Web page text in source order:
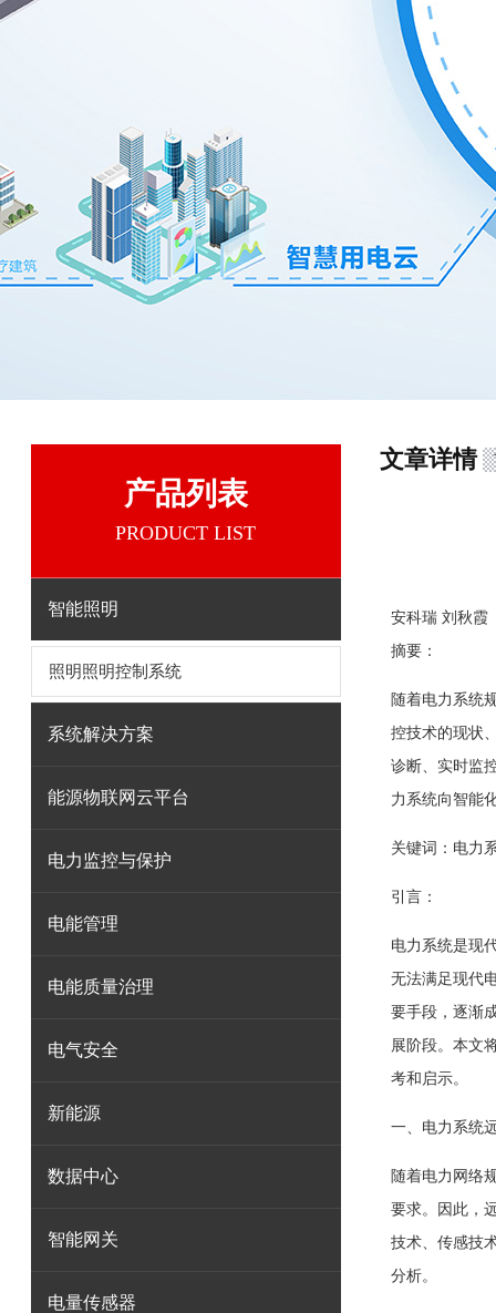
产品列表
PRODUCT LIST
智能照明
照明照明控制系统
系统解决方案
能源物联网云平台
电力监控与保护
电能管理
电能质量治理
电气安全
新能源
数据中心
智能网关
电量传感器
文章详情
安科瑞 刘秋霞
摘要：
随着电力系统
控技术的现状
诊断、实时监
力系统向智能
关键词：电力
引言：
电力系统是现
无法满足现代
要手段，逐渐
展阶段。本文
考和启示。
一、电力系统
随着电力网络
要求。因此，
技术、传感技
分析。